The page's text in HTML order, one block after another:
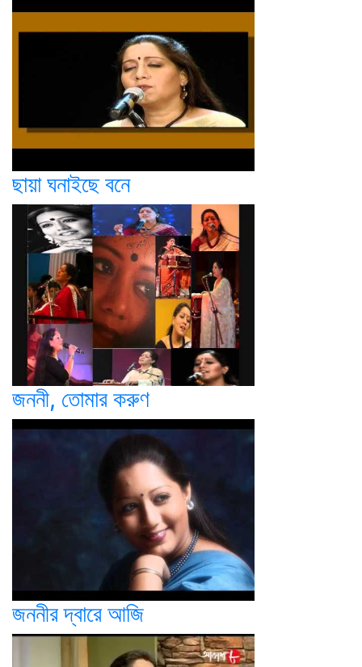
ছায়া ঘনাইছে বনে
জননী, তোমার করুণ
জননীর দ্বারে আজি